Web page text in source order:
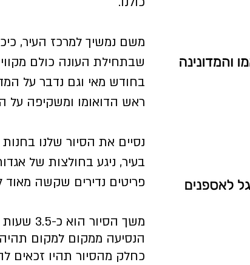
משם נמשיך למרכז העיר,
שבתחילת העונה כולם
בחודש מאי וגם נדבר על
ראש הדואומו ומשקיפה על
נסיים את הסיור שלנו
בעיר, ניגע בחולצות של
פריטים נדירים שקשה מאוד
משך הסיור הוא כ-3.5 שעות בעברית.
הנסיעה ממקום למקום
כחלק מהסיור תהיו זכאים